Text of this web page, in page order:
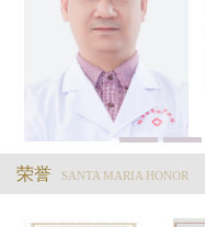
荣誉 SANTA MARIA HONOR